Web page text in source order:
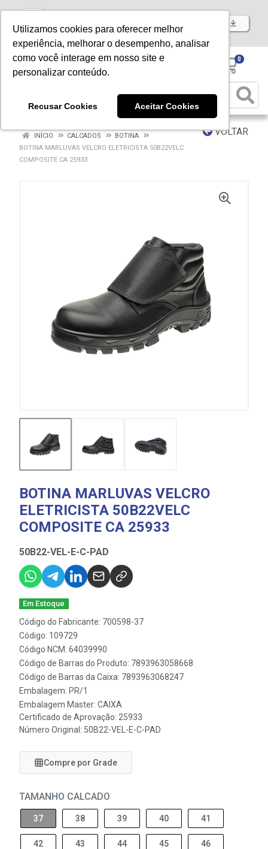
Utilizamos cookies para oferecer melhor
experiência, melhorar o desempenho, analisar
como você interage em nosso site e
personalizar conteúdo.
Recusar Cookies Aceitar Cookies
Baixe já nosso APP
0
VOLTAR
INÍCIO CALCADOS
BOTINA
BOTINA MARLUVAS VELCRO ELETRICISTA 50B22VELC
COMPOSITE CA 25933
BOTINA MARLUVAS VELCRO
ELETRICISTA 50B22VELC
COMPOSITE CA 25933
50B22-VEL-E-C-PAD
Em Estoque
Código do Fabricante: 700598-37
Código: 109729
Código NCM: 64039990
Código de Barras do Produto: 7893963058668
Código de Barras da Caixa: 7893963068247
Embalagem: PR/1
Embalagem Master: CAIXA
Certificado de Aprovação: 25933
Número Original: 50B22-VEL-E-C-PAD
Compre por Grade
TAMANHO CALCADO
37 38 39 40 41
42 43 44 45 46